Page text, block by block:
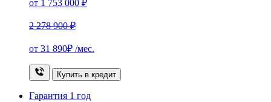
от 1 753 000 ₽
2 278 900 ₽
от 31 890₽ /мес.
Купить в кредит
Гарантия 1 год